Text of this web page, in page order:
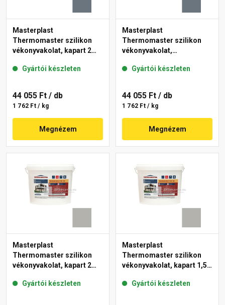
Masterplast
Thermomaster szilikon
vékonyvakolat, kapart 2
Gyártói készleten
44 055 Ft / db
1 762 Ft / kg
Megnézem
Masterplast
Thermomaster szilikon
vékonyvakolat,
50-C 25 kg
Gyártói készleten
44 055 Ft / db
1 762 Ft / kg
Megnézem
Masterplast
Thermomaster szilikon
vékonyvakolat, kapart 2
Gyártói készleten
Masterplast
Thermomaster szilikon
vékonyvakolat, kapart 1,5
Gyártói készleten